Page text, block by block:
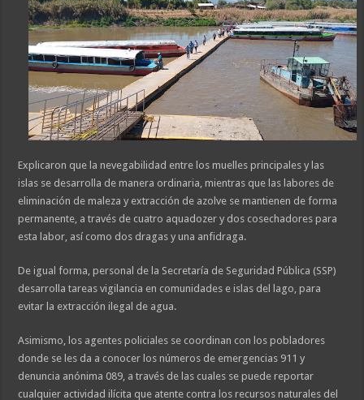
Explicaron que la nevegabilidad entre los muelles principales y las
islas se desarrolla de manera ordinaria, mientras que las labores de
eliminación de maleza y extracción de azolve se mantienen de forma
permanente, a través de cuatro aquadozer y dos cosechadores para
esta labor, así como dos dragas y una anfidraga.
De igual forma, personal de la Secretaría de Seguridad Pública (SSP)
desarrolla tareas vigilancia en comunidades e islas del lago, para
evitar la extracción ilegal de agua.
Asimismo, los agentes policiales se coordinan con los pobladores
donde se les da a conocer los números de emergencias 911 y
denuncia anónima 089, a través de las cuales se puede reportar
cualquier actividad ilícita que atente contra los recursos naturales del